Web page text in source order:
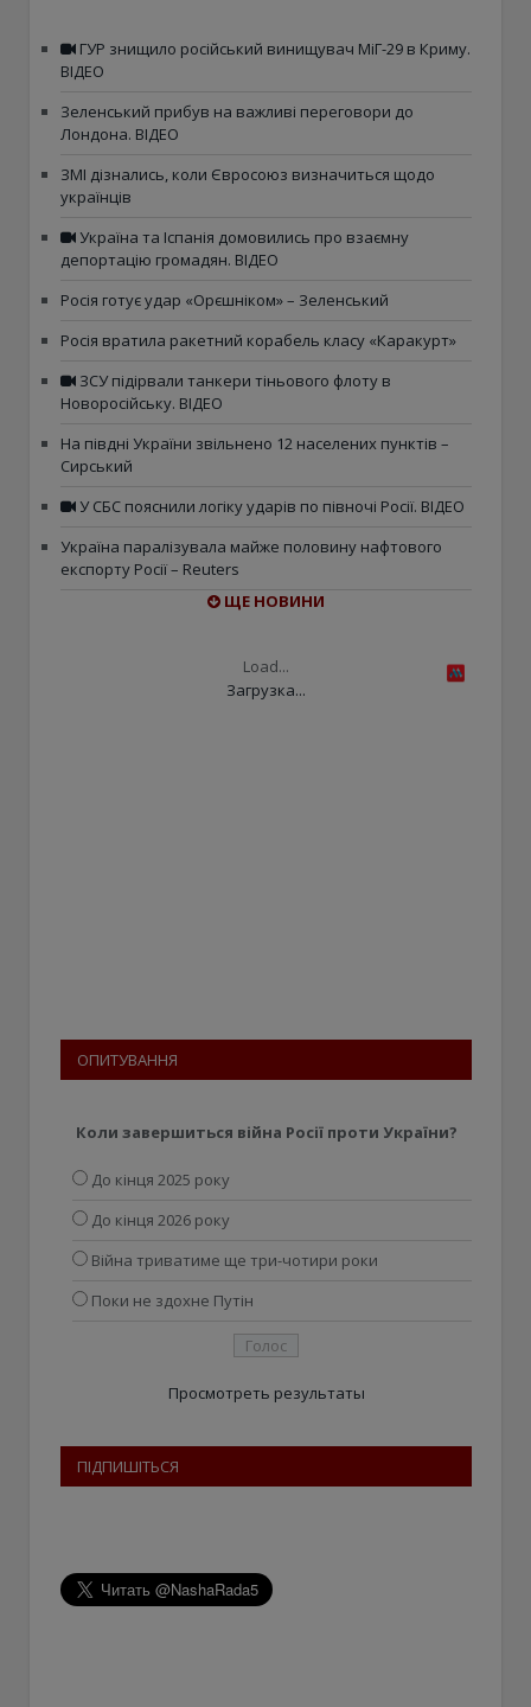
ГУР знищило російський винищувач МіГ-29 в Криму.
ВІДЕО
Зеленський прибув на важливі переговори до
Лондона. ВІДЕО
ЗМІ дізнались, коли Євросоюз визначиться щодо
українців
Україна та Іспанія домовились про взаємну
депортацію громадян. ВІДЕО
Росія готує удар «Орєшніком» – Зеленський
Росія вратила ракетний корабель класу «Каракурт»
ЗСУ підірвали танкери тіньового флоту в
Новоросійську. ВІДЕО
На півдні України звільнено 12 населених пунктів –
Сирський
У СБС пояснили логіку ударів по півночі Росії. ВІДЕО
Україна паралізувала майже половину нафтового
експорту Росії – Reuters
ЩЕ НОВИНИ
Load...
Загрузка...
ОПИТУВАННЯ
Коли завершиться війна Росії проти України?
До кінця 2025 року
До кінця 2026 року
Війна триватиме ще три-чотири роки
Поки не здохне Путін
Просмотреть результаты
ПІДПИШІТЬСЯ